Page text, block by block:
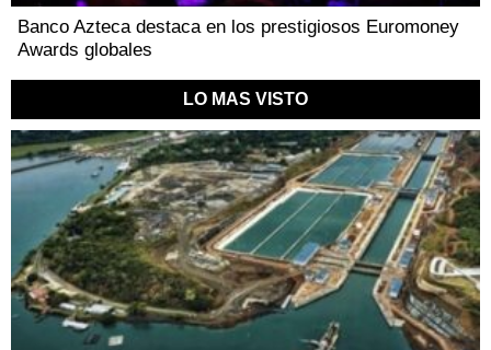
Banco Azteca destaca en los prestigiosos Euromoney
Awards globales
LO MAS VISTO